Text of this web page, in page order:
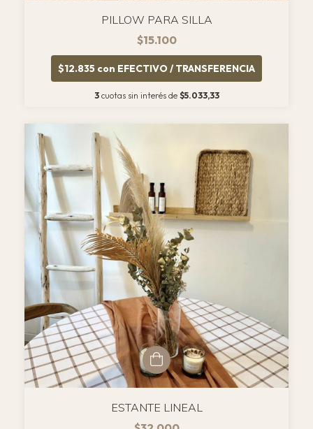
PILLOW PARA SILLA
$15.100
$12.835 con EFECTIVO / TRANSFERENCIA
3 cuotas sin interés de $5.033,33
ESTANTE LINEAL